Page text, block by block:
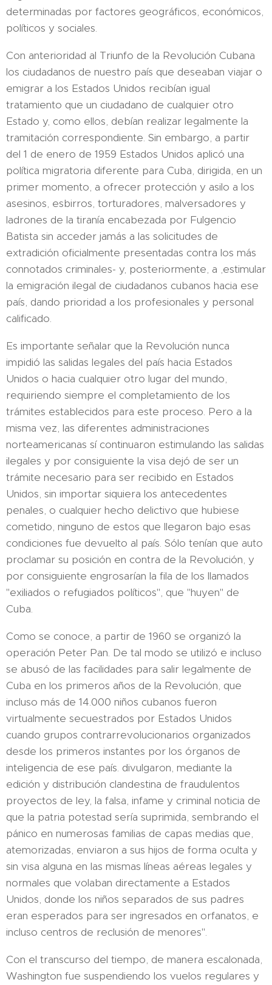
determinadas por factores geográficos, económicos,
políticos y sociales.
Con anterioridad al Triunfo de la Revolución Cubana
los ciudadanos de nuestro país que deseaban viajar o
emigrar a los Estados Unidos recibían igual
tratamiento que un ciudadano de cualquier otro
Estado y, como ellos, debían realizar legalmente la
tramitación correspondiente. Sin embargo, a partir
del 1 de enero de 1959 Estados Unidos aplicó una
política migratoria diferente para Cuba, dirigida, en un
primer momento, a ofrecer protección y asilo a los
asesinos, esbirros, torturadores, malversadores y
ladrones de la tiranía encabezada por Fulgencio
Batista sin acceder jamás a las solicitudes de
extradición oficialmente presentadas contra los más
connotados criminales- y, posteriormente, a ,estimular
la emigración ilegal de ciudadanos cubanos hacia ese
país, dando prioridad a los profesionales y personal
calificado.
Es importante señalar que la Revolución nunca
impidió las salidas legales del país hacia Estados
Unidos o hacia cualquier otro lugar del mundo,
requiriendo siempre el completamiento de los
trámites establecidos para este proceso. Pero a la
misma vez, las diferentes administraciones
norteamericanas sí continuaron estimulando las salidas
ilegales y por consiguiente la visa dejó de ser un
trámite necesario para ser recibido en Estados
Unidos, sin importar siquiera los antecedentes
penales, o cualquier hecho delictivo que hubiese
cometido, ninguno de estos que llegaron bajo esas
condiciones fue devuelto al país. Sólo tenían que auto
proclamar su posición en contra de la Revolución, y
por consiguiente engrosarían la fila de los llamados
"exiliados o refugiados políticos", que "huyen" de
Cuba.
Como se conoce, a partir de 1960 se organizó la
operación Peter Pan. De tal modo se utilizó e incluso
se abusó de las facilidades para salir legalmente de
Cuba en los primeros años de la Revolución, que
incluso más de 14.000 niños cubanos fueron
virtualmente secuestrados por Estados Unidos
cuando grupos contrarrevolucionarios organizados
desde los primeros instantes por los órganos de
inteligencia de ese país. divulgaron, mediante la
edición y distribución clandestina de fraudulentos
proyectos de ley, la falsa, infame y criminal noticia de
que la patria potestad sería suprimida, sembrando el
pánico en numerosas familias de capas medias que,
atemorizadas, enviaron a sus hijos de forma oculta y
sin visa alguna en las mismas líneas aéreas legales y
normales que volaban directamente a Estados
Unidos, donde los niños separados de sus padres
eran esperados para ser ingresados en orfanatos, e
incluso centros de reclusión de menores".
Con el transcurso del tiempo, de manera escalonada,
Washington fue suspendiendo los vuelos regulares y